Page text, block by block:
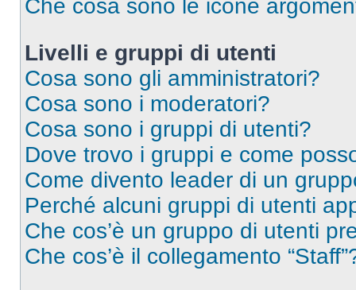
Che cosa sono le icone
Livelli e gruppi di utenti
Cosa sono gli amministratori?
Cosa sono i moderatori?
Cosa sono i gruppi di utenti?
Dove trovo i gruppi e come
Come divento leader di un
Perché alcuni gruppi di utenti
Che cos’è un gruppo di utenti
Che cos’è il collegamento